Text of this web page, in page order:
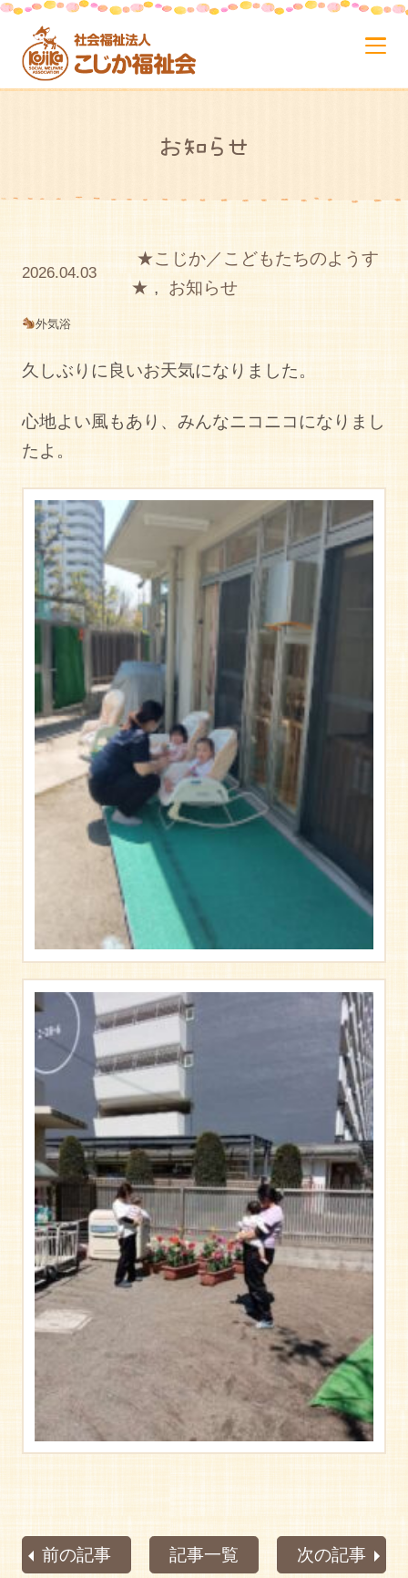
お知らせ
2026.04.03
★こじか／こどもたちのようす
★ , お知らせ
外気浴
久しぶりに良いお天気になりました。
心地よい風もあり、みんなニコニコになりまし
たよ。
前の記事 記事一覧 次の記事